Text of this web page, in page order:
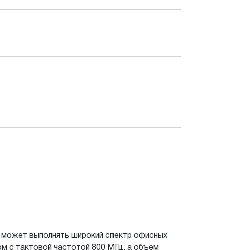
выполнять широкий спектр офисных
с тактовой частотой 800 МГц, а объем